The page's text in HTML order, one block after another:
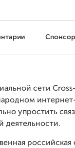
сети
упростить
деятельности.
российская